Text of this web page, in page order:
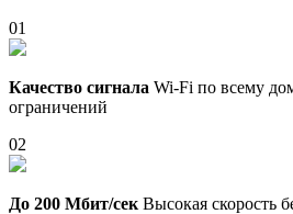
01
Качество сигнала Wi-Fi по всему
ограничений
02
До 200 Мбит/сек Высокая скорость